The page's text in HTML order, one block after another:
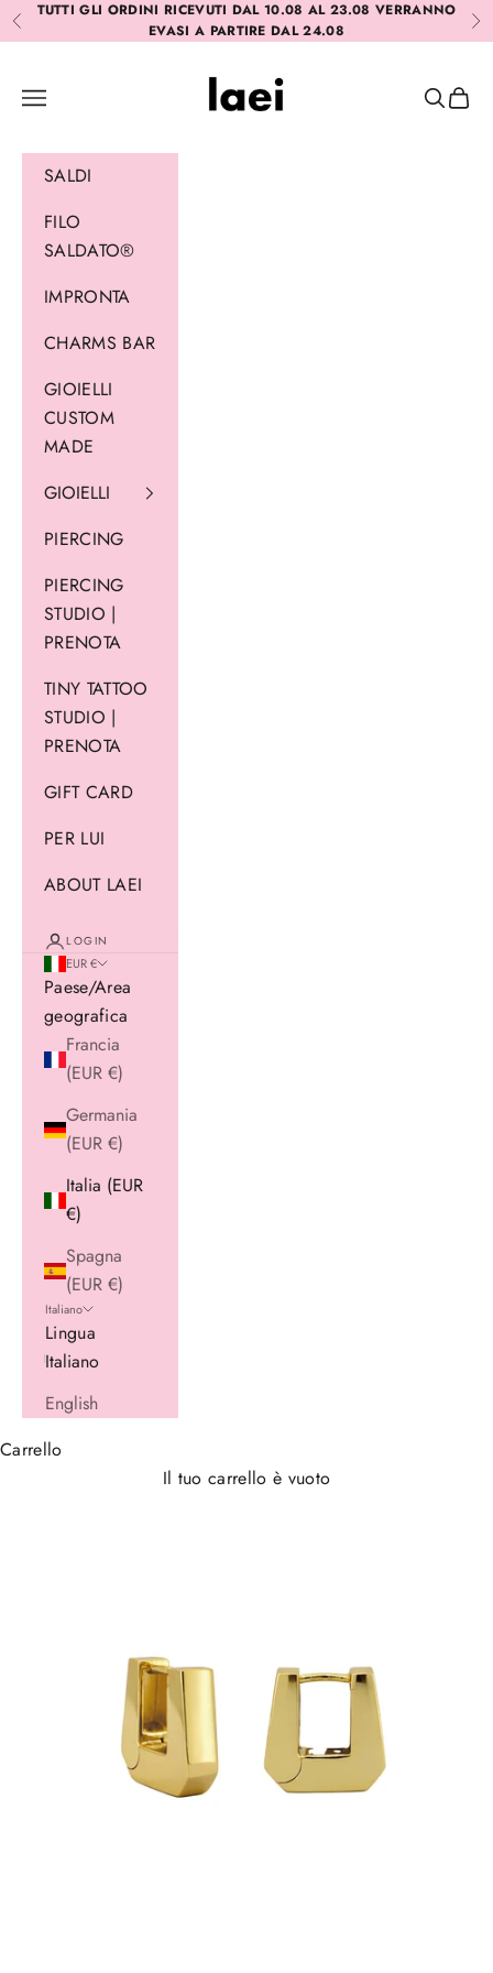
Vai al contenuto
Precedente
TUTTI GLI ORDINI RICEVUTI DAL 10.08 AL 23.08 VERRANNO
EVASI A PARTIRE DAL 24.08
Laei
Menù
Cerca
SALDI
FILO
SALDATO®
IMPRONTA
CHARMS BAR
GIOIELLI
CUSTOM
MADE
GIOIELLI
PIERCING
PIERCING
STUDIO |
PRENOTA
TINY TATTOO
STUDIO |
PRENOTA
GIFT CARD
PER LUI
ABOUT LAEI
LOGIN
EUR €
Paese/Area
geografica
Francia
(EUR €)
Germania
(EUR €)
Italia (EUR
€)
Spagna
(EUR €)
Italiano
Lingua
Italiano
English
Carrello
Il tuo carrello è vuoto